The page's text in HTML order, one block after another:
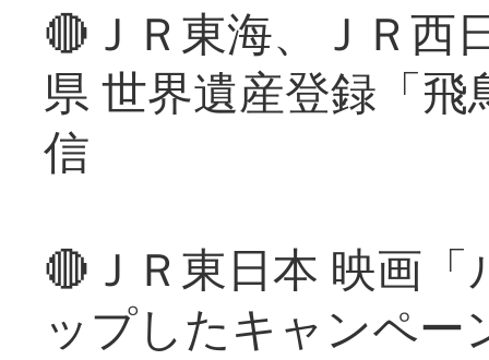
🔴ＪＲ東海、ＪＲ西
県 世界遺産登録「
信
🔴ＪＲ東日本 映画
ップしたキャンペー